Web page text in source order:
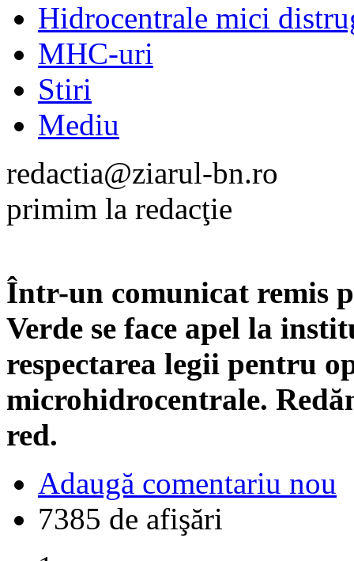
Hidrocentrale mici
MHC-uri
Stiri
Mediu
redactia@ziarul-bn.ro
primim la redacţie
Într-un comunicat remis
Verde se face apel la
respectarea legii pentru
microhidrocentrale.
red.
Adaugă comentariu nou
7385 de afişări